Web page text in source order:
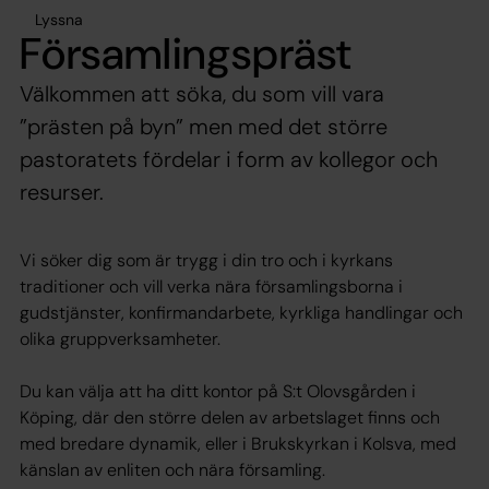
Lyssna
Församlingspräst
Välkommen att söka, du som vill vara
”prästen på byn” men med det större
pastoratets fördelar i form av kollegor och
resurser.
Vi söker dig som är trygg i din tro och i kyrkans
traditioner och vill verka nära församlingsborna i
gudstjänster, konfirmandarbete, kyrkliga handlingar och
olika gruppverksamheter.
Du kan välja att ha ditt kontor på S:t Olovsgården i
Köping, där den större delen av arbetslaget finns och
med bredare dynamik, eller i Brukskyrkan i Kolsva, med
känslan av enliten och nära församling.